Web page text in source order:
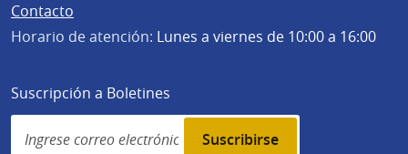
Contacto
Horario de atención: Lunes a viernes de 10:00 a 16:00
Suscripción a Boletines
Simplenews
subscription